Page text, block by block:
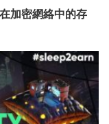
加密網絡中的存